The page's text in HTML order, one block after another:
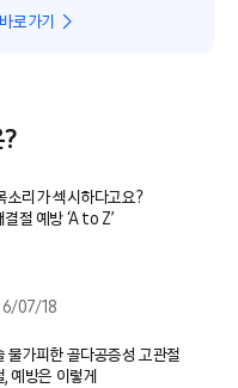
로가기
소리가 섹시하다고요?
절 예방 ‘A to Z’
07/18
불가피한 골다공증성 고관절
, 예방은 이렇게